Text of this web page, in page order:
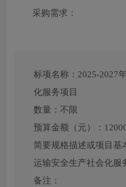
采购需求：
标项名称： 2025-2027
化服务项目
数量： 不限
预算金额（元）：
简要规格描述或项目基
运输安全生产社会化服
备注：